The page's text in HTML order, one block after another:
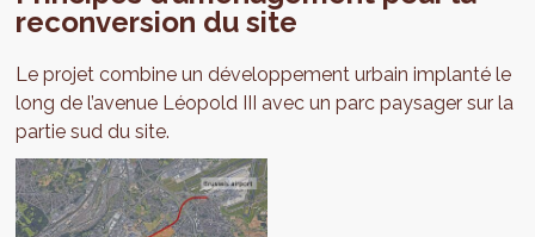
reconversion du site
Le projet combine un développement urbain implanté le
long de l’avenue Léopold III avec un parc paysager sur la
partie sud du site.